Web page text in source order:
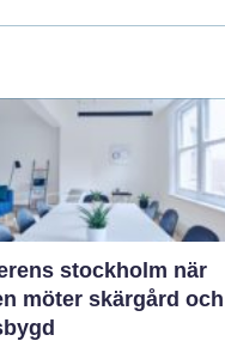
stockholm när
möter skärgård och